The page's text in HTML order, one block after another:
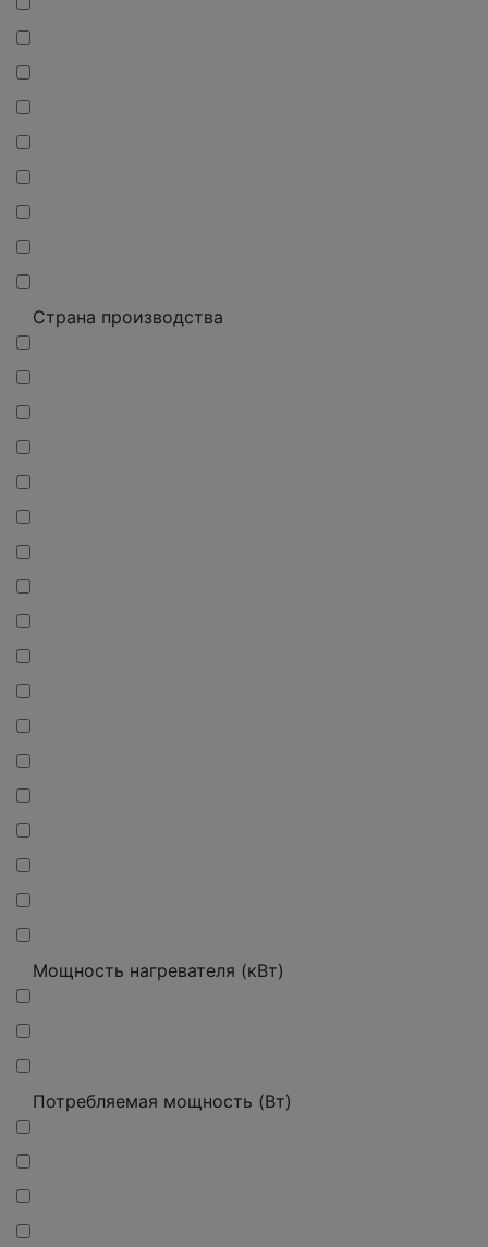
Страна производства
Мощность нагревателя (кВт)
Потребляемая мощность (Вт)